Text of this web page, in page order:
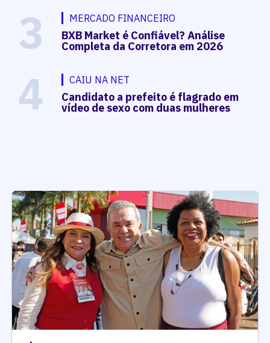
3 MERCADO FINANCEIRO
BXB Market é Confiável? Análise
Completa da Corretora em 2026
4 CAIU NA NET
Candidato a prefeito é flagrado em
vídeo de sexo com duas mulheres